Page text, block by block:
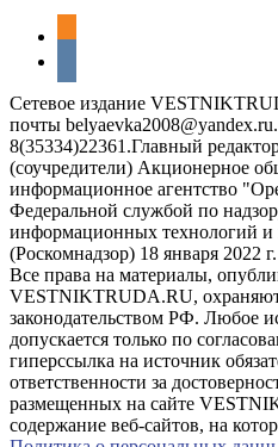
Сетевое издание
почты
8(35334)22361.Главный
(соучредители) Акционерное
информационное агентство
Федеральной службой по
информационных технологий
(Роскомнадзор) 18 января
Все права на материалы,
VESTNIKTRUDA.RU,
законодательством РФ. Любое
допускается только по
гиперссылка на источник
ответственности за
размещенных на сайте
содержание веб-сайтов, на